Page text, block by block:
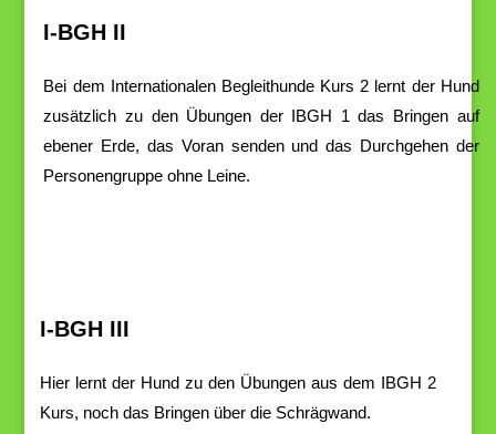
I-BGH II
Bei dem Internationalen Begleithunde Kurs 2 lernt der Hund
zusätzlich zu den Übungen der IBGH 1 das Bringen auf
ebener Erde, das Voran senden und das Durchgehen der
Personengruppe ohne Leine.
I-BGH III
Hier lernt der Hund zu den Übungen aus dem IBGH 2
Kurs, noch das Bringen über die Schrägwand.